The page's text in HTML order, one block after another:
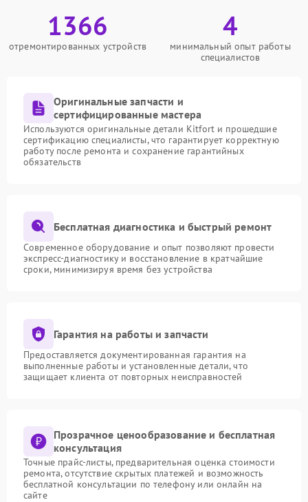
1366
отремонтированных устройств
4
минимальный опыт работы
специалистов
Оригинальные запчасти и
сертифицированные мастера
Используются оригинальные детали Kitfort и прошедшие
сертификацию специалисты, что гарантирует корректную
работу после ремонта и сохранение гарантийных
обязательств
Бесплатная диагностика и быстрый ремонт
Современное оборудование и опыт позволяют провести
экспресс-диагностику и восстановление в кратчайшие
сроки, минимизируя время без устройства
Гарантия на работы и запчасти
Предоставляется документированная гарантия на
выполненные работы и установленные детали, что
защищает клиента от повторных неисправностей
Прозрачное ценообразование и бесплатная
консультация
Точные прайс-листы, предварительная оценка стоимости
ремонта, отсутствие скрытых платежей и возможность
бесплатной консультации по телефону или онлайн на
сайте